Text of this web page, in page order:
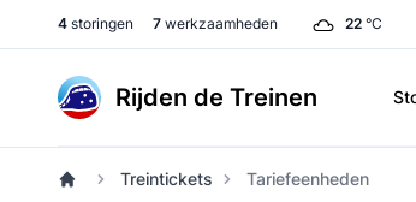
4 storingen 7 werkzaamheden 22 °C
Rijden de Treinen
Treintickets Tariefeenheden